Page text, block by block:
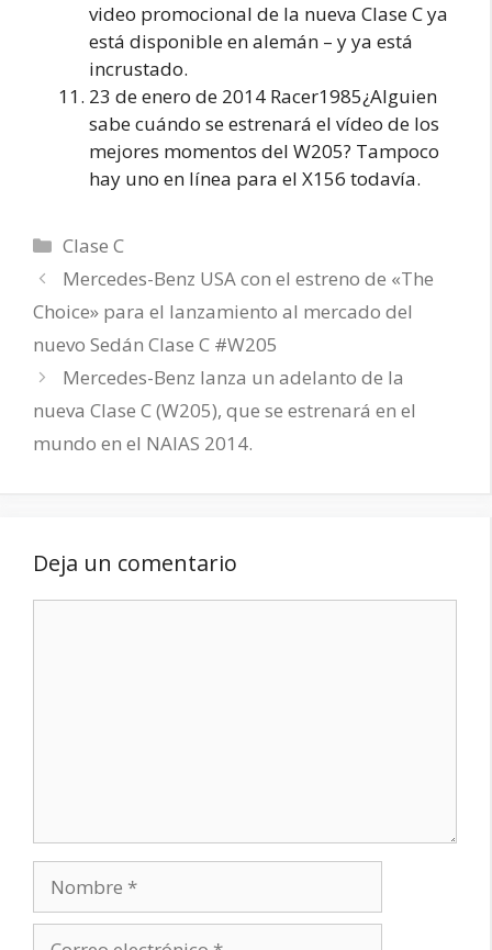
video promocional de la nueva Clase C ya
está disponible en alemán – y ya está
incrustado.
23 de enero de 2014 Racer1985¿Alguien
sabe cuándo se estrenará el vídeo de los
mejores momentos del W205? Tampoco
hay uno en línea para el X156 todavía.
Categorías
Clase C
Mercedes-Benz USA con el estreno de «The
Choice» para el lanzamiento al mercado del
nuevo Sedán Clase C #W205
Mercedes-Benz lanza un adelanto de la
nueva Clase C (W205), que se estrenará en el
mundo en el NAIAS 2014.
Deja un comentario